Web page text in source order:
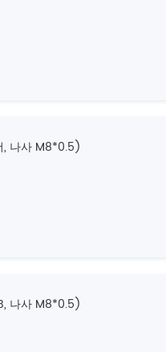
, 나사 M8*0.5)
나사 M8*0.5)